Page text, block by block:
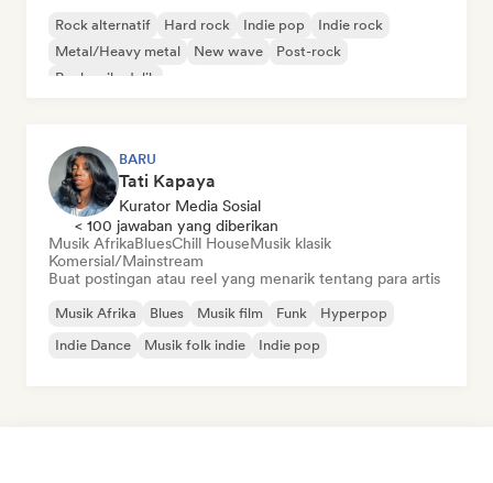
Rock alternatif Hard rock Indie pop
Indie rock
Metal/Heavy metal
New wave
Post-rock
Rock psikedelik
BARU
Tati Kapaya
Kurator Media Sosial
< 100 jawaban yang diberikan
Musik AfrikaBluesChill HouseMusik klasik
Komersial/Mainstream
Buat postingan atau reel yang menarik tentang para artis
Musik Afrika Blues Musik film Funk
Hyperpop
Indie Dance
Musik folk indie Indie pop